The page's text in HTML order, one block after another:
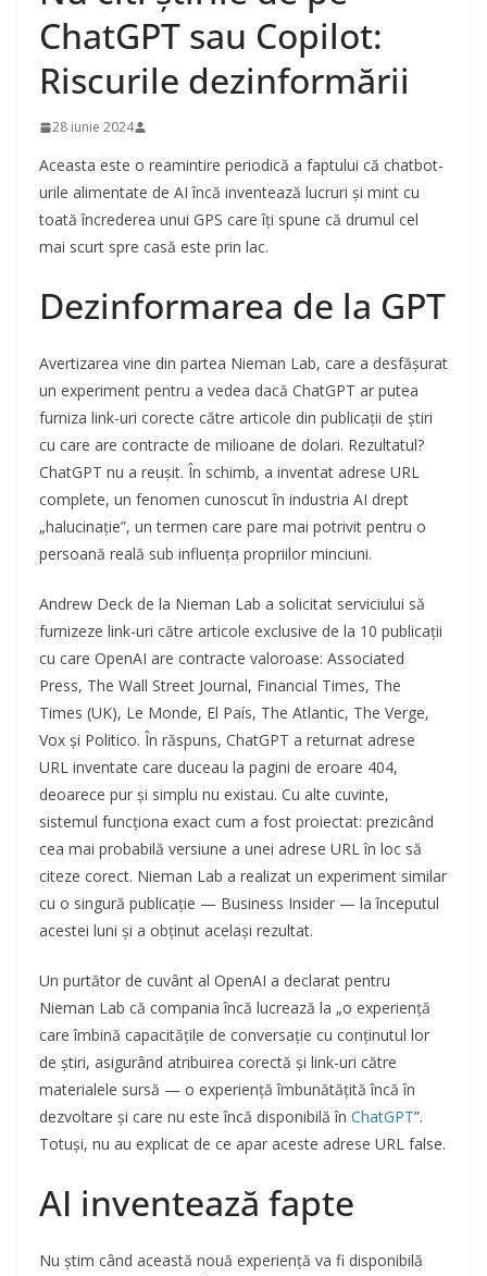
ChatGPT sau Copilot:
Riscurile dezinformării
28 iunie 2024
Aceasta este o reamintire periodică a faptului că chatbot-
urile alimentate de AI încă inventează lucruri și mint cu
toată încrederea unui GPS care îți spune că drumul cel
mai scurt spre casă este prin lac.
Dezinformarea de la GPT
Avertizarea vine din partea Nieman Lab, care a desfășurat
un experiment pentru a vedea dacă ChatGPT ar putea
furniza link-uri corecte către articole din publicații de știri
cu care are contracte de milioane de dolari. Rezultatul?
ChatGPT nu a reușit. În schimb, a inventat adrese URL
complete, un fenomen cunoscut în industria AI drept
„halucinație”, un termen care pare mai potrivit pentru o
persoană reală sub influența propriilor minciuni.
Andrew Deck de la Nieman Lab a solicitat serviciului să
furnizeze link-uri către articole exclusive de la 10 publicații
cu care OpenAI are contracte valoroase: Associated
Press, The Wall Street Journal, Financial Times, The
Times (UK), Le Monde, El País, The Atlantic, The Verge,
Vox și Politico. În răspuns, ChatGPT a returnat adrese
URL inventate care duceau la pagini de eroare 404,
deoarece pur și simplu nu existau. Cu alte cuvinte,
sistemul funcționa exact cum a fost proiectat: prezicând
cea mai probabilă versiune a unei adrese URL în loc să
citeze corect. Nieman Lab a realizat un experiment similar
cu o singură publicație — Business Insider — la începutul
acestei luni și a obținut același rezultat.
Un purtător de cuvânt al OpenAI a declarat pentru
Nieman Lab că compania încă lucrează la „o experiență
care îmbină capacitățile de conversație cu conținutul lor
de știri, asigurând atribuirea corectă și link-uri către
materialele sursă — o experiență îmbunătățită încă în
dezvoltare și care nu este încă disponibilă în ChatGPT”.
Totuși, nu au explicat de ce apar aceste adrese URL false.
AI inventează fapte
Nu știm când această nouă experiență va fi disponibilă